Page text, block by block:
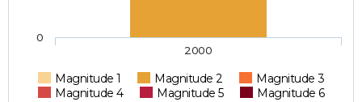
Magnitude 1 Magnitude 2
Magnitude 3
Magnitude 4
Magnitude 5 Magnitude 6
2000
0